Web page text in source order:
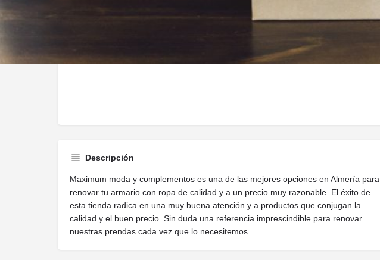
Descripción
Maximum moda y complementos es una de las mejores opciones en Almería para
renovar tu armario con ropa de calidad y a un precio muy razonable. El éxito de
esta tienda radica en una muy buena atención y a productos que conjugan la
calidad y el buen precio. Sin duda una referencia imprescindible para renovar
nuestras prendas cada vez que lo necesitemos.